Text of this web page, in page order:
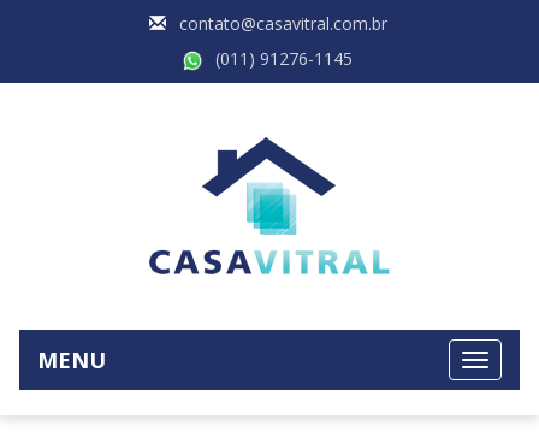
contato@casavitral.com.br
(011) 91276-1145
MENU